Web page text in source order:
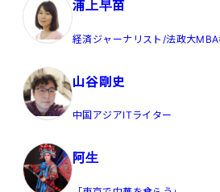
浦上早苗
経済ジャーナリスト/法政大
山谷剛史
中国アジアITライター
阿生